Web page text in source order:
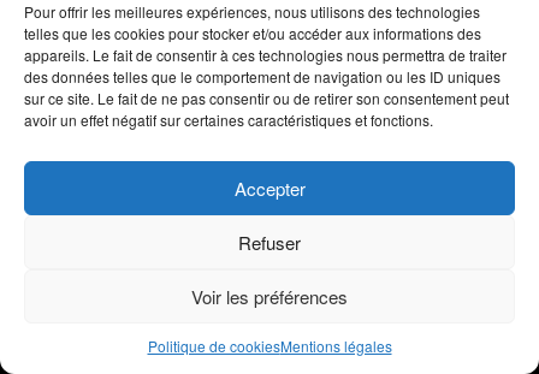
Pour offrir les meilleures expériences, nous utilisons des technologies
telles que les cookies pour stocker et/ou accéder aux informations des
appareils. Le fait de consentir à ces technologies nous permettra de traiter
des données telles que le comportement de navigation ou les ID uniques
sur ce site. Le fait de ne pas consentir ou de retirer son consentement peut
avoir un effet négatif sur certaines caractéristiques et fonctions.
Accepter
Refuser
Voir les préférences
Politique de cookiesMentions légales